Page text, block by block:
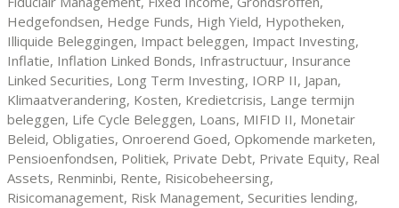
Hedgefondsen, Hedge Funds, High Yield, Hypotheken,
Illiquide Beleggingen, Impact beleggen, Impact Investing,
Inflatie, Inflation Linked Bonds, Infrastructuur, Insurance
Linked Securities, Long Term Investing, IORP II, Japan,
Klimaatverandering, Kosten, Kredietcrisis, Lange termijn
beleggen, Life Cycle Beleggen, Loans, MIFID II, Monetair
Beleid, Obligaties, Onroerend Goed, Opkomende marketen,
Pensioenfondsen, Politiek, Private Debt, Private Equity, Real
Assets, Renminbi, Rente, Risicobeheersing,
Risicomanagement, Risk Management, Securities lending,